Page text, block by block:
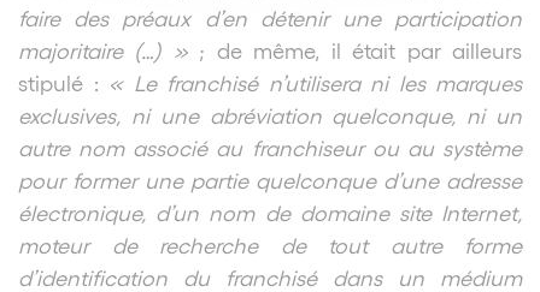
faire des préaux d’en détenir une participation
majoritaire (…) » ; de même, il était par ailleurs
stipulé : « Le franchisé n’utilisera ni les marques
exclusives, ni une abréviation quelconque, ni un
autre nom associé au franchiseur ou au système
pour former une partie quelconque d’une adresse
électronique, d’un nom de domaine site Internet,
moteur de recherche de tout autre forme
d’identification du franchisé dans un médium